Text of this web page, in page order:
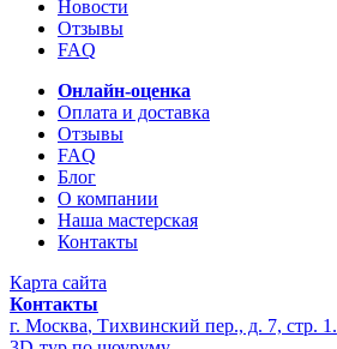
Новости
Отзывы
FAQ
Онлайн-оценка
Оплата и доставка
Отзывы
FAQ
Блог
О компании
Наша мастерская
Контакты
Карта сайта
Контакты
г. Москва, Тихвинский пер., д. 7, стр. 1.